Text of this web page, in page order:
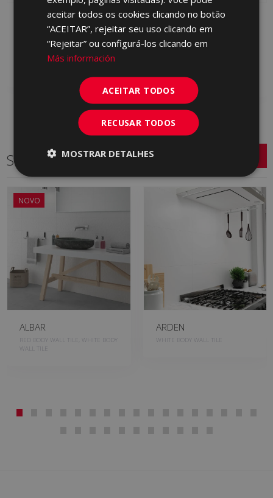
DEDON IRIS 25 X 75
KQJ990 | 25x75
Adicionar aos
favoritos
INTERIOR MARFIL 25 X
75
KRD670 | 25x75
Séries relacionadas
NOVO
ALBAR
RED BODY WALL TILE, WHITE BODY
WALL TILE
ARDEN
WHITE BODY WALL TILE
aceitar todos os cookies clicando no botão
“ACEITAR”, rejeitar seu uso clicando em
“Rejeitar” ou configurá-los clicando em
Más información
ACEITAR TODOS
RECUSAR TODOS
MOSTRAR DETALHES